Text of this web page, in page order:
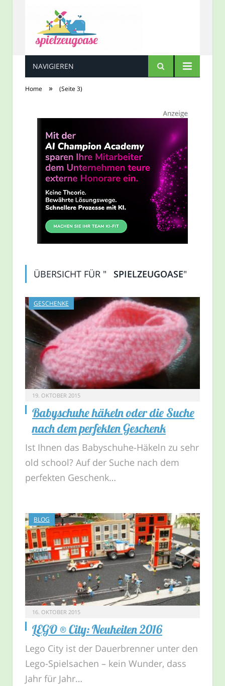
Spielzeugoase
NAVIGIEREN
Home » (Seite 3)
ÜBERSICHT FÜR " SPIELZEUGOASE"
GESCHENKE
19. OKTOBER 2015
Babyschuhe häkeln oder die Suche
nach dem perfekten Geschenk
Ist Ihnen das Babyschuhe-Häkeln zu sehr
old school? Auf der Suche nach dem
perfekten Geschenk…
BLOG
16. OKTOBER 2015
LEGO ® City: Neuheiten 2016
Lego City ist der Dauerbrenner unter den
Lego-Spielsachen – kein Wunder, dass
Jahr für Jahr…